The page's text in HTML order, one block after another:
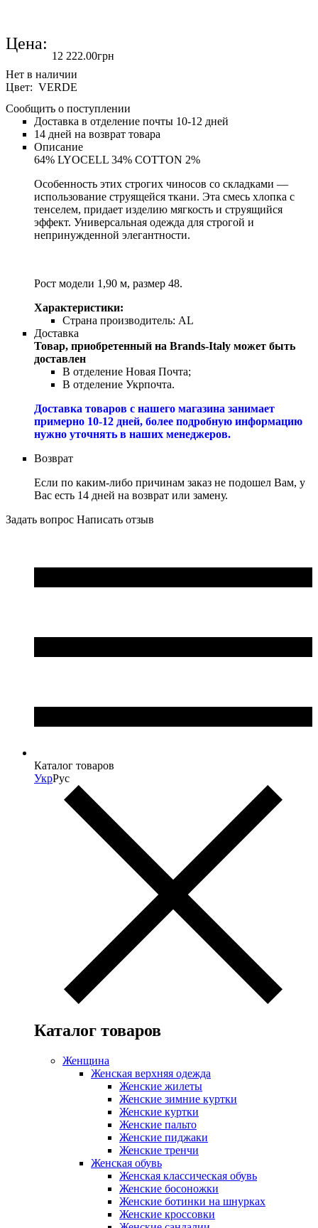
Цена:
12 222.00грн
Цвет: VERDE
Сообщить о поступлении
Доставка в отделение почты 10-12 дней
14 дней на возврат товара
Описание
64% LYOCELL 34% COTTON 2%
Особенность этих строгих чиносов со складками —
использование струящейся ткани. Эта смесь хлопка с
тенселем, придает изделию мягкость и струящийся
эффект. Универсальная одежда для строгой и
непринужденной элегантности.
Рост модели 1,90 м, размер 48.
Характеристики:
Страна производитель: AL
Доставка
Товар, приобретенный на Brands-Italy может быть
доставлен
В отделение Новая Почта;
В отделение Укрпочта.
Доставка товаров с нашего магазина занимает
примерно 10-12 дней, более подробную информацию
нужно уточнять в наших менеджеров.
Возврат
Если по каким-либо причинам заказ не подошел Вам, у
Вас есть 14 дней на возврат или замену.
Задать вопрос Написать отзыв
Каталог товаров
УкрРус
Каталог товаров
Женщина
Женская верхняя одежда
Женские жилеты
Женские зимние куртки
Женские куртки
Женские пальто
Женские пиджаки
Женские тренчи
Женская обувь
Женская классическая обувь
Женские босоножки
Женские ботинки на шнурках
Женские кроссовки